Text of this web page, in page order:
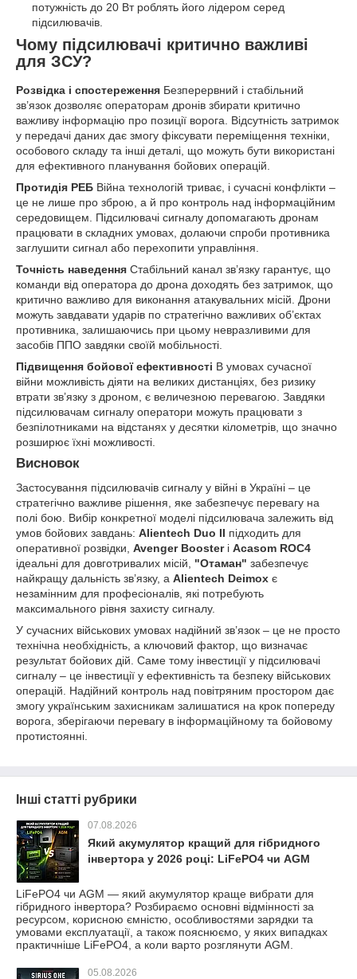
потужність до 20 Вт роблять його лідером серед
підсилювачів.
Чому підсилювачі критично важливі
для ЗСУ?
Розвідка і спостереження Безперервний і стабільний
зв’язок дозволяє операторам дронів збирати критично
важливу інформацію про позиції ворога. Відсутність затримок
у передачі даних дає змогу фіксувати переміщення техніки,
особового складу та інші деталі, що можуть бути використані
для ефективного планування бойових операцій.
Протидія РЕБ Війна технологій триває, і сучасні конфлікти –
це не лише про зброю, а й про контроль над інформаційним
середовищем. Підсилювачі сигналу допомагають дронам
працювати в складних умовах, долаючи спроби противника
заглушити сигнал або перехопити управління.
Точність наведення Стабільний канал зв’язку гарантує, що
команди від оператора до дрона доходять без затримок, що
критично важливо для виконання атакувальних місій. Дрони
можуть завдавати ударів по стратегічно важливих об’єктах
противника, залишаючись при цьому невразливими для
засобів ППО завдяки своїй мобільності.
Підвищення бойової ефективності В умовах сучасної
війни можливість діяти на великих дистанціях, без ризику
втрати зв’язку з дроном, є величезною перевагою. Завдяки
підсилювачам сигналу оператори можуть працювати з
безпілотниками на відстанях у десятки кілометрів, що значно
розширює їхні можливості.
Висновок
Застосування підсилювачів сигналу у війні в Україні – це
стратегічно важливе рішення, яке забезпечує перевагу на
полі бою. Вибір конкретної моделі підсилювача залежить від
умов бойових завдань: Alientech Duo II підходить для
оперативної розвідки, Avenger Boosterі Acasom ROC4
ідеальні для довготривалих місій, "Отаман" забезпечує
найкращу дальність зв’язку, а Alientech Deimox є
незамінним для професіоналів, які потребують
максимального рівня захисту сигналу.
У сучасних військових умовах надійний зв’язок – це не просто
технічна необхідність, а ключовий фактор, що визначає
результат бойових дій. Саме тому інвестиції у підсилювачі
сигналу – це інвестиції у ефективність та безпеку військових
операцій. Надійний контроль над повітряним простором дає
змогу українським захисникам залишатися на крок попереду
ворога, зберігаючи перевагу в інформаційному та бойовому
протистоянні.
Інші статті рубрики
07.08.2026
Який акумулятор кращий для гібридного
інвертора у 2026 році: LiFePO4 чи AGM
LiFePO4 чи AGM — який акумулятор краще вибрати для
гібридного інвертора? Розбираємо основні відмінності за
ресурсом, корисною ємністю, особливостями зарядки та
умовами експлуатації, а також пояснюємо, у яких випадках
практичніше LiFePO4, а коли варто розглянути AGM.
05.08.2026